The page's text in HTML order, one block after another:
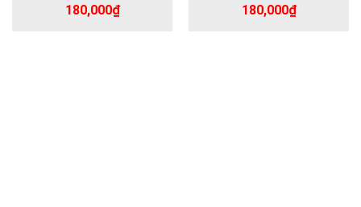
180,000₫
180,000₫